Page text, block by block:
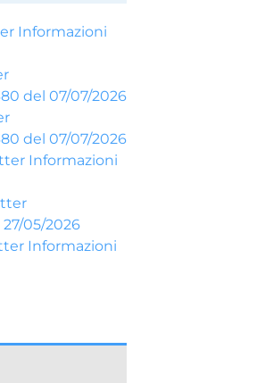
Informazioni
del 07/07/2026
del 07/07/2026
Informazioni
05/2026
Informazioni